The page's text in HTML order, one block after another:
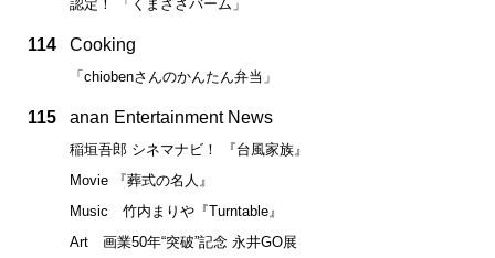
認定！ 「くまざさバーム」
114 Cooking
「chiobenさんのかんたん弁当」
115 anan Entertainment News
稲垣吾郎 シネマナビ！ 『台風家族』
Movie 『葬式の名人』
Music 竹内まりや『Turntable』
Art 画業50年“突破”記念 永井GO展